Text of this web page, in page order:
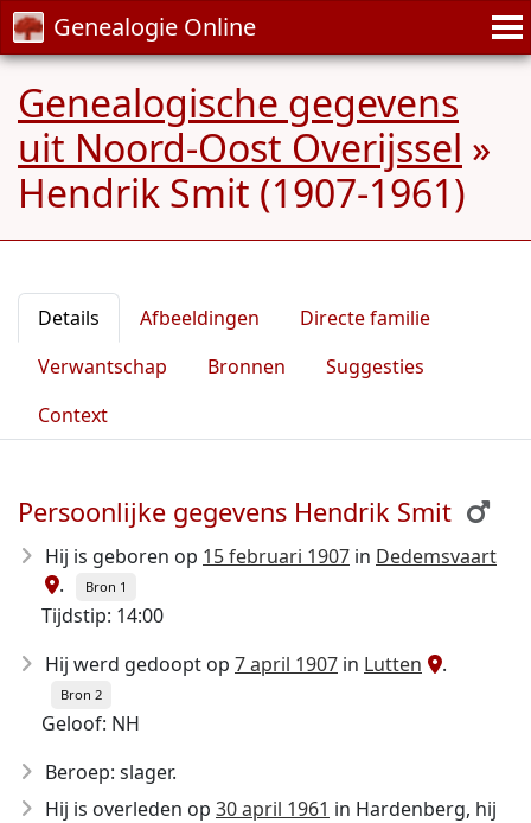
Genealogie Online
Genealogische gegevens
uit Noord-Oost Overijssel »
Hendrik Smit (1907-1961)
Details Afbeeldingen
Directe familie
Verwantschap
Bronnen
Suggesties
Context
Persoonlijke gegevens Hendrik Smit
Hij is geboren op 15 februari 1907 in Dedemsvaart
.
Bron 1
Tijdstip: 14:00
Hij werd gedoopt op 7 april 1907 in Lutten .
Bron 2
Geloof: NH
Beroep: slager.
Hij is overleden op 30 april 1961 in Hardenberg, hij